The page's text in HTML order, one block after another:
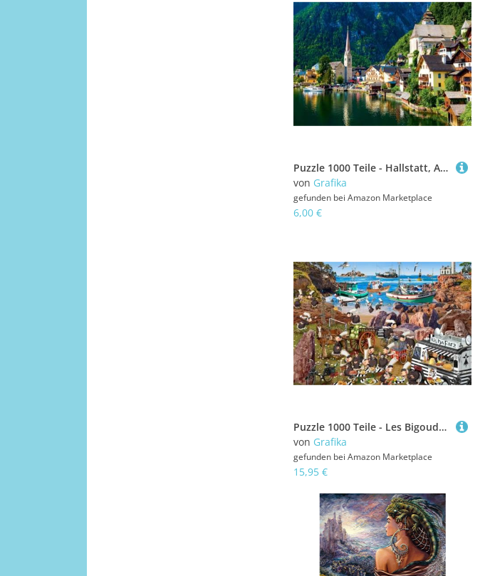
Puzzle 1000 Teile - Hallstatt, Austria
von Grafika
gefunden bei Amazon Marketplace
6,00 €
Puzzle 1000 Teile - Les Bigoudènes
von Grafika
gefunden bei Amazon Marketplace
15,95 €